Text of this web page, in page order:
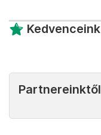
Kedvenceink
Partnereinktől